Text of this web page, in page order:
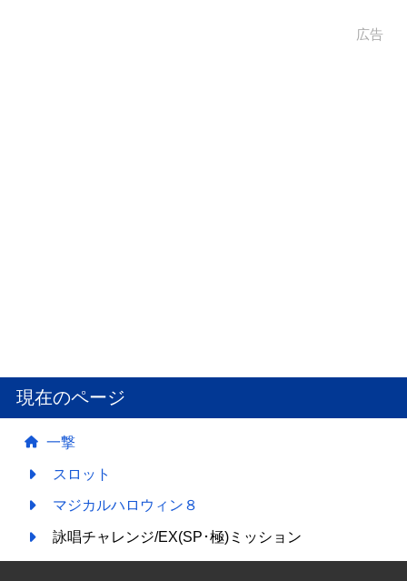
広告
現在のページ
一撃
スロット
マジカルハロウィン８
詠唱チャレンジ/EX(SP･極)ミッション